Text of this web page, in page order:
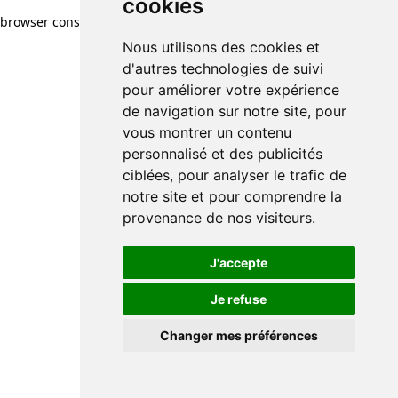
cookies
Nous utilisons des cookies et
d'autres technologies de suivi
pour améliorer votre expérience
de navigation sur notre site, pour
vous montrer un contenu
personnalisé et des publicités
ciblées, pour analyser le trafic de
notre site et pour comprendre la
provenance de nos visiteurs.
J'accepte
Je refuse
Changer mes préférences
browser console for more information)